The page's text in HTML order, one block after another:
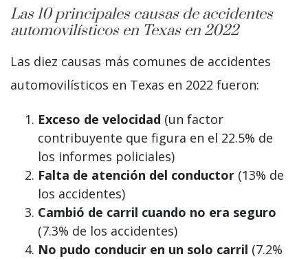
Las 10 principales causas de accidentes
automovilísticos en Texas en 2022
Las diez causas más comunes de accidentes
automovilísticos en Texas en 2022 fueron:
Exceso de velocidad (un factor
contribuyente que figura en el 22.5% de
los informes policiales)
Falta de atención del conductor (13% de
los accidentes)
Cambió de carril cuando no era seguro
(7.3% de los accidentes)
No pudo conducir en un solo carril (7.2%